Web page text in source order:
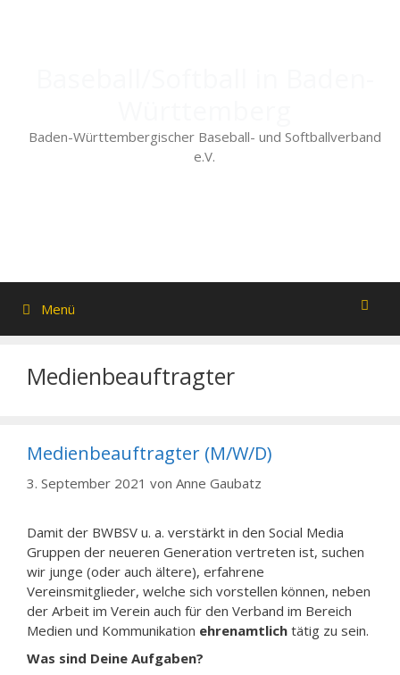
Baden-Württembergischer Baseball- und Softballverband
e.V.
Menü
Medienbeauftragter
Medienbeauftragter (M/W/D)
3. September 2021 von Anne Gaubatz
Damit der BWBSV u. a. verstärkt in den Social Media
Gruppen der neueren Generation vertreten ist, suchen
wir junge (oder auch ältere), erfahrene
Vereinsmitglieder, welche sich vorstellen können, neben
der Arbeit im Verein auch für den Verband im Bereich
Medien und Kommunikation ehrenamtlich tätig zu sein.
Was sind Deine Aufgaben?